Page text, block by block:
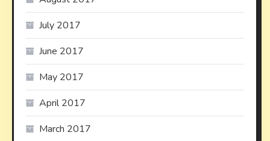
July 2017
June 2017
May 2017
April 2017
March 2017